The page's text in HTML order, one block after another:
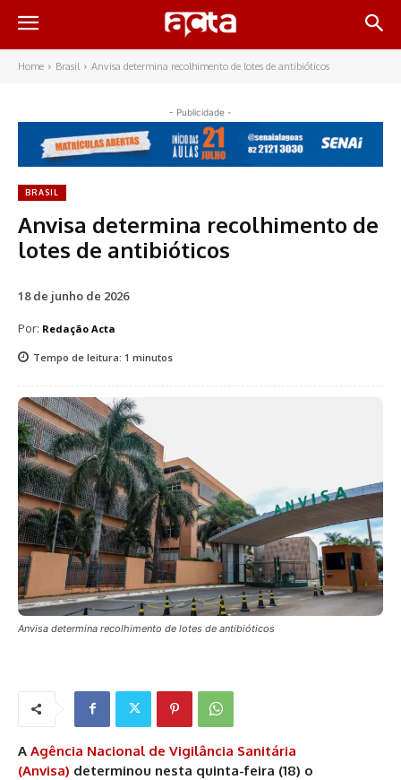
Home Brasil Anvisa determina recolhimento de lotes de antibióticos
- Publicidade -
BRASIL
Anvisa determina recolhimento de
lotes de antibióticos
18 de junho de 2026
Por: Redação Acta
Tempo de leitura: 1 minutos
Anvisa determina recolhimento de lotes de antibióticos
A Agência Nacional de Vigilância Sanitária
(Anvisa) determinou nesta quinta-feira (18) o